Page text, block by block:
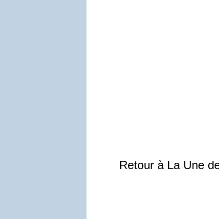
Retour à La Une